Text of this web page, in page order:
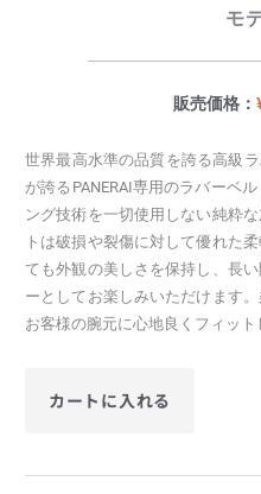
モ
販売価格：
世界最高水準の品質を誇る高級ラ
が誇るPANERAI専用のラバーベ
ング技術を一切使用しない純粋
トは破損や裂傷に対して優れた
ても外観の美しさを保持し、長
ーとしてお楽しみいただけます
お客様の腕元に心地良くフィット
カートに入れる